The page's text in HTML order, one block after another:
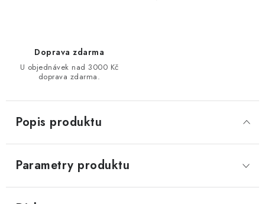
Doprava zdarma
U objednávek nad 3000 Kč
doprava zdarma.
Popis produktu
Parametry produktu